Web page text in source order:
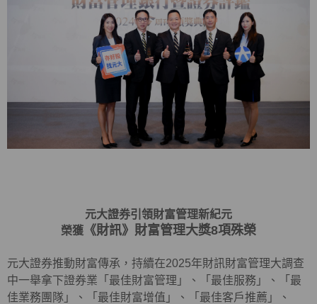
元大證券引領財富管理新紀元
榮獲 《財訊》財富管理大獎8項殊榮
元大證券推動財富傳承，持續在2025年財訊財富管理大調查
中一舉拿下證券業「最佳財富管理」、「最佳服務」、「最
佳業務團隊」、「最佳財富增值」、「最佳客戶推薦」、